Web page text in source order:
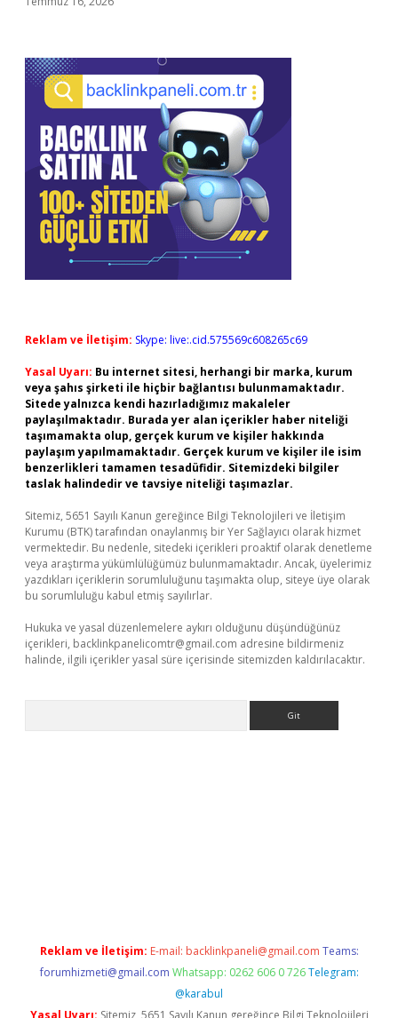
Reklam ve İletişim: Skype: live:.cid.575569c608265c69
Yasal Uyarı: Bu internet sitesi, herhangi bir marka, kurum
veya şahıs şirketi ile hiçbir bağlantısı bulunmamaktadır.
Sitede yalnızca kendi hazırladığımız makaleler
paylaşılmaktadır. Burada yer alan içerikler haber niteliği
taşımamakta olup, gerçek kurum ve kişiler hakkında
paylaşım yapılmamaktadır. Gerçek kurum ve kişiler ile isim
benzerlikleri tamamen tesadüfidir. Sitemizdeki bilgiler
taslak halindedir ve tavsiye niteliği taşımazlar.
Sitemiz, 5651 Sayılı Kanun gereğince Bilgi Teknolojileri ve İletişim
Kurumu (BTK) tarafından onaylanmış bir Yer Sağlayıcı olarak hizmet
vermektedir. Bu nedenle, sitedeki içerikleri proaktif olarak denetleme
veya araştırma yükümlülüğümüz bulunmamaktadır. Ancak, üyelerimiz
yazdıkları içeriklerin sorumluluğunu taşımakta olup, siteye üye olarak
bu sorumluluğu kabul etmiş sayılırlar.
Hukuka ve yasal düzenlemelere aykırı olduğunu düşündüğünüz
içerikleri, backlinkpanelicomtr@gmail.com adresine bildirmeniz
halinde, ilgili içerikler yasal süre içerisinde sitemizden kaldırılacaktır.
Reklam ve İletişim: E-mail: backlinkpaneli@gmail.com Teams:
forumhizmeti@gmail.com Whatsapp: 0262 606 0 726 Telegram:
@karabul
Yasal Uyarı: Sitemiz, 5651 Sayılı Kanun gereğince Bilgi Teknolojileri